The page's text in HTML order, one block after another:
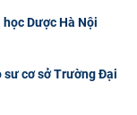
Dược Hà Nội
sư cơ sở Trường Đại